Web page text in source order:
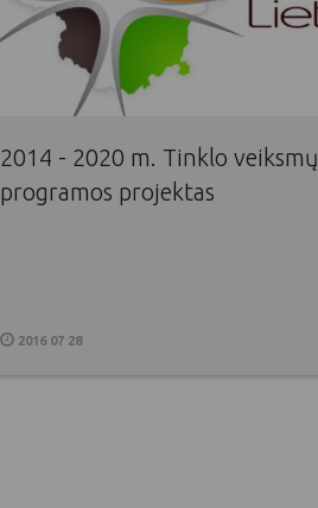
2014 - 2020 m. Tinklo veiksmų
programos projektas
2016 07 28